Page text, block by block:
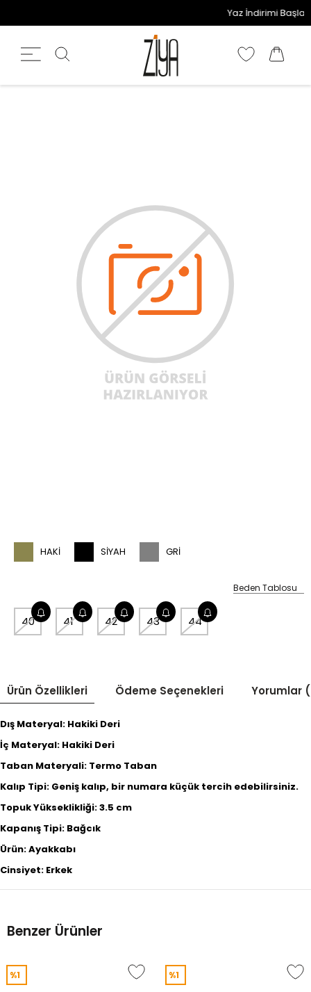
Yaz İndirimi
HAKI SIYAH GRI
Beden Tablosu
40 41 42 43 44
Ürün Özellikleri Ödeme Seçenekleri Yorumlar
Dış Materyal: Hakiki Deri
İç Materyal: Hakiki Deri
Taban Materyali: Termo Taban
Kalıp Tipi: Geniş kalıp, bir numara küçük tercih edebilirsiniz.
Topuk Yükseklikliği: 3.5 cm
Kapanış Tipi: Bağcık
Ürün: Ayakkabı
Cinsiyet: Erkek
Benzer Ürünler
%1 %1